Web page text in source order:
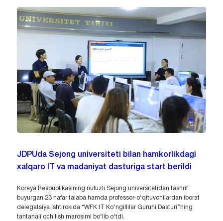
JDPUda Sejong universiteti bilan hamkorlikdagi
xalqaro IT va madaniyat dasturiga start berildi
Koreya Respublikasining nufuzli Sejong universitetidan tashrif
buyurgan 23 nafar talaba hamda professor-o‘qituvchilardan iborat
delegatsiya ishtirokida “WFK IT Ko‘ngillilar Guruhi Dasturi”ning
tantanali ochilish marosimi bo‘lib o‘tdi.